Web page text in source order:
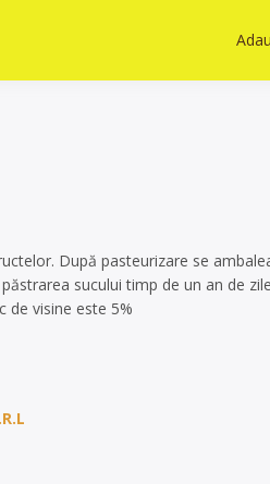
După pasteurizare se
sucului timp de un an de
de visine este 5%